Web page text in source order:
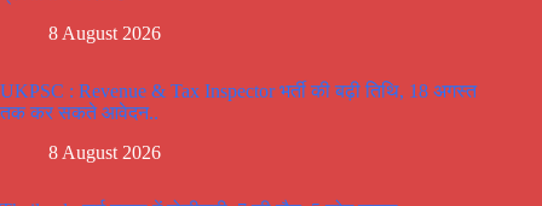
8 August 2026
UKPSC : Revenue & Tax Inspector भर्ती की बढ़ी तिथि, 18 अगस्त
तक कर सकते आवेदन..
8 August 2026